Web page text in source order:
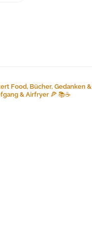
Food, Bücher, Gedanken &
& Airfryer 🍕 📚☕️